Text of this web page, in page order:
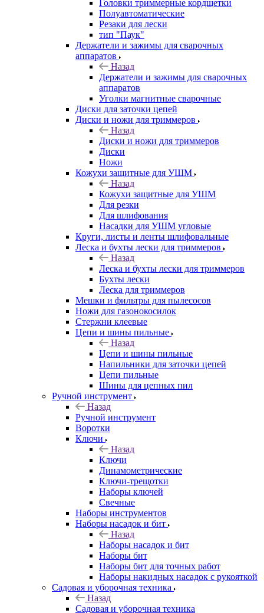
Головки триммерные кордщетки
Полуавтоматические
Резаки для лески
тип "Паук"
Держатели и зажимы для сварочных
аппаратов
Назад
Держатели и зажимы для сварочных
аппаратов
Уголки магнитные сварочные
Диски для заточки цепей
Диски и ножи для триммеров
Назад
Диски и ножи для триммеров
Диски
Ножи
Кожухи защитные для УШМ
Назад
Кожухи защитные для УШМ
Для резки
Для шлифования
Насадки для УШМ угловые
Круги, листы и ленты шлифовальные
Леска и бухты лески для триммеров
Назад
Леска и бухты лески для триммеров
Бухты лески
Леска для триммеров
Мешки и фильтры для пылесосов
Ножи для газонокосилок
Стержни клеевые
Цепи и шины пильные
Назад
Цепи и шины пильные
Напильники для заточки цепей
Цепи пильные
Шины для цепных пил
Ручной инструмент
Назад
Ручной инструмент
Воротки
Ключи
Назад
Ключи
Динамометрические
Ключи-трещотки
Наборы ключей
Свечные
Наборы инструментов
Наборы насадок и бит
Назад
Наборы насадок и бит
Наборы бит
Наборы бит для точных работ
Наборы накидных насадок с рукояткой
Садовая и уборочная техника
Назад
Садовая и уборочная техника